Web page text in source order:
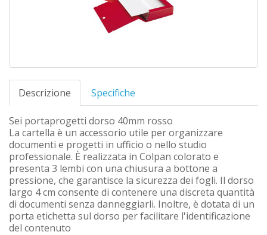
Descrizione Specifiche
Sei portaprogetti dorso 40mm rosso
La cartella è un accessorio utile per organizzare
documenti e progetti in ufficio o nello studio
professionale. È realizzata in Colpan colorato e
presenta 3 lembi con una chiusura a bottone a
pressione, che garantisce la sicurezza dei fogli. Il dorso
largo 4 cm consente di contenere una discreta quantità
di documenti senza danneggiarli. Inoltre, è dotata di un
porta etichetta sul dorso per facilitare l'identificazione
del contenuto